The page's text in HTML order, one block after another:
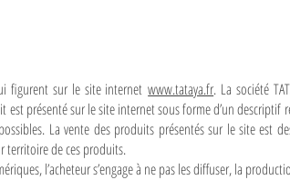
figurent sur le site internetwww.tataya.fr. La société
présenté sur le site internet sous forme d’un descriptif
La vente des produits présentés sur le site est
territoire de ces produits.
l’acheteur s’engage à ne pas les diffuser, la